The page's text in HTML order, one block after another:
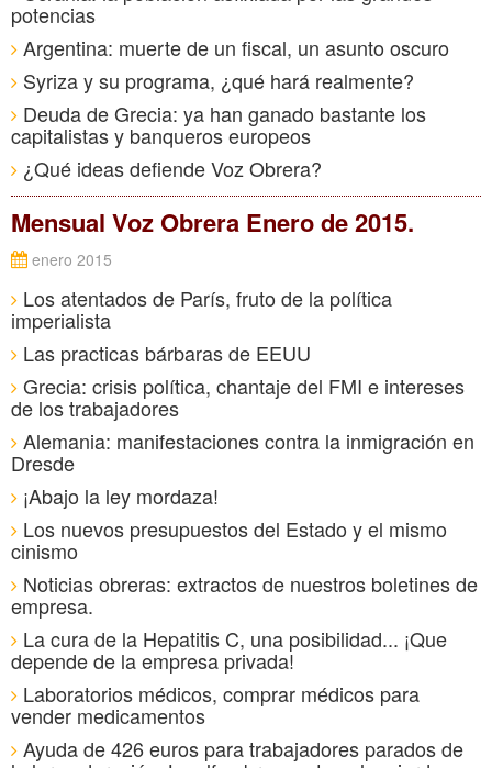
potencias
Argentina: muerte de un fiscal, un asunto oscuro
Syriza y su programa, ¿qué hará realmente?
Deuda de Grecia: ya han ganado bastante los
capitalistas y banqueros europeos
¿Qué ideas defiende Voz Obrera?
Mensual Voz Obrera Enero de 2015.
enero 2015
Los atentados de París, fruto de la política
imperialista
Las practicas bárbaras de EEUU
Grecia: crisis política, chantaje del FMI e intereses
de los trabajadores
Alemania: manifestaciones contra la inmigración en
Dresde
¡Abajo la ley mordaza!
Los nuevos presupuestos del Estado y el mismo
cinismo
Noticias obreras: extractos de nuestros boletines de
empresa.
La cura de la Hepatitis C, una posibilidad... ¡Que
depende de la empresa privada!
Laboratorios médicos, comprar médicos para
vender medicamentos
Ayuda de 426 euros para trabajadores parados de